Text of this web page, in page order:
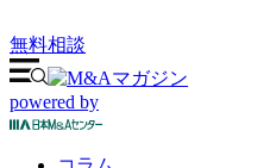
無料相談
powered by